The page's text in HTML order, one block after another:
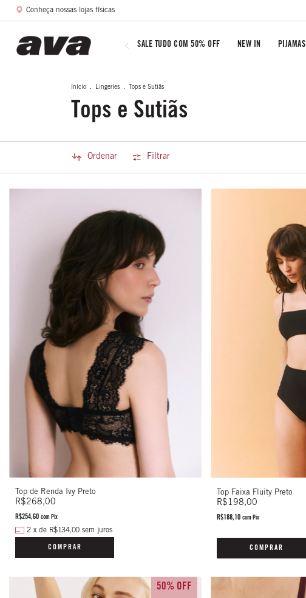
Conheça nossas lojas físicas
SALE TUDO COM 50% OFF NEW IN PIJAMAS
Início . Lingeries . Tops e Sutiãs
Tops e Sutiãs
Ordenar Filtrar
Top de Renda Ivy Preto
R$268,00
R$254,60 com Pix
2 x de R$134,00 sem juros
COMPRAR
Top Faixa Fluity Preto
R$198,00
R$188,10com Pix
COMPRAR
50% OFF